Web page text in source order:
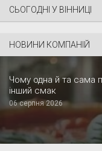
СЬОГОДНІ У ВІННИЦІ
НОВИНИ КОМПАНІЙ
Чому одна й та сама
інший смак
06 серпня 2026